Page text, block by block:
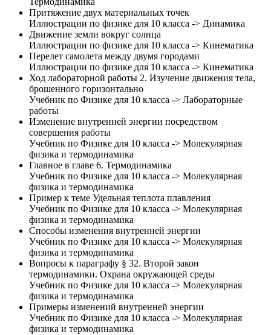
Притяжение двух материальных точек
Иллюстрации по физике для 10 класса -> Динамика
Движение земли вокруг солнца
Иллюстрации по физике для 10 класса -> Кинематика
Перелет самолета между двумя городами
Иллюстрации по физике для 10 класса -> Кинематика
Ход лабораторной работы 2. Изучение движения тела,
брошенного горизонтально
Учебник по Физике для 10 класса -> Лабораторные
работы
Изменение внутренней энергии посредством
совершения работы
Учебник по Физике для 10 класса -> Молекулярная
физика и термодинамика
Главное в главе 6. Термодинамика
Учебник по Физике для 10 класса -> Молекулярная
физика и термодинамика
Пример к теме Удельная теплота плавления
Учебник по Физике для 10 класса -> Молекулярная
физика и термодинамика
Способы изменения внутренней энергии
Учебник по Физике для 10 класса -> Молекулярная
физика и термодинамика
Вопросы к параграфу § 32. Второй закон
термодинамики. Охрана окружающей среды
Учебник по Физике для 10 класса -> Молекулярная
физика и термодинамика
Примеры изменений внутренней энергии
Учебник по Физике для 10 класса -> Молекулярная
физика и термодинамика